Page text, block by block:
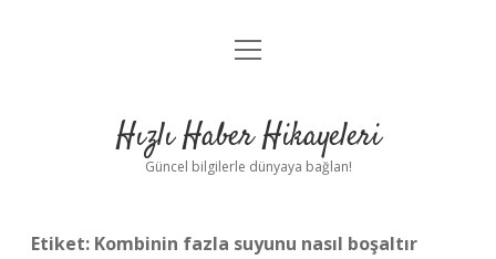
Anasayfa
Yasal Uyarı
menüyü
Hızlı Haber Hikayeleri
Güncel bilgilerle dünyaya bağlan!
Etiket: Kombinin fazla suyunu nasıl boşaltır